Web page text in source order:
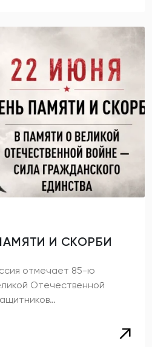
И СКОРБИ
отмечает 85-ю
Отечественной